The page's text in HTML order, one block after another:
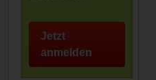
Jetzt
anmelden